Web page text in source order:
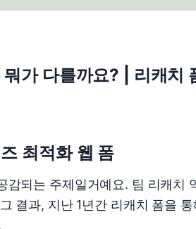
가 다를까요? | 리캐치
최적화 웹 폼
감되는 주제일거예요. 팀 리캐치
결과, 지난 1년간 리캐치 폼을 통